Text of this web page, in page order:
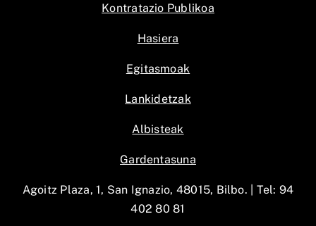
Kontratazio Publikoa
Hasiera
Egitasmoak
Lankidetzak
Albisteak
Gardentasuna
Agoitz Plaza, 1, San Ignazio, 48015, Bilbo. | Tel: 94
402 80 81